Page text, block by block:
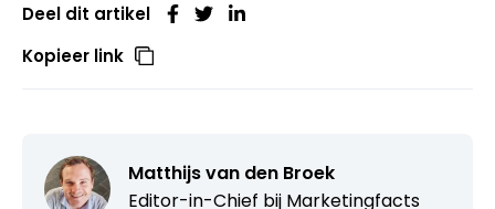
Deel dit artikel
Kopieer link
Matthijs van den Broek
Editor-in-Chief bij Marketingfacts